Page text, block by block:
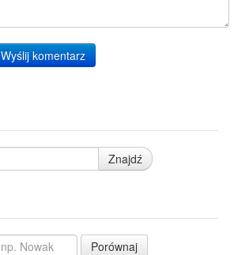
Wyślij komentarz
Znajdź
Porównaj